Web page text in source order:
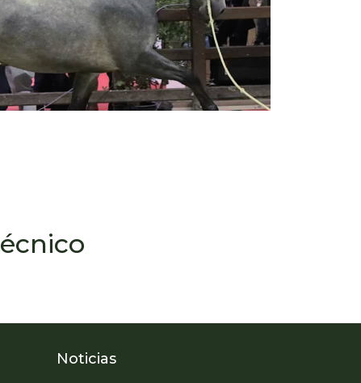
Noticias